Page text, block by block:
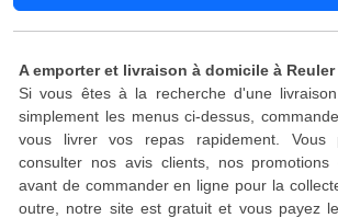
A emporter et livraison à domicile à Reuler
Si vous êtes à la recherche d'une
simplement les menus ci-dessus,
vous livrer vos repas rapidement. Vous
consulter nos avis clients, nos promotions
avant de commander en ligne pour la
outre, notre site est gratuit et vous payez